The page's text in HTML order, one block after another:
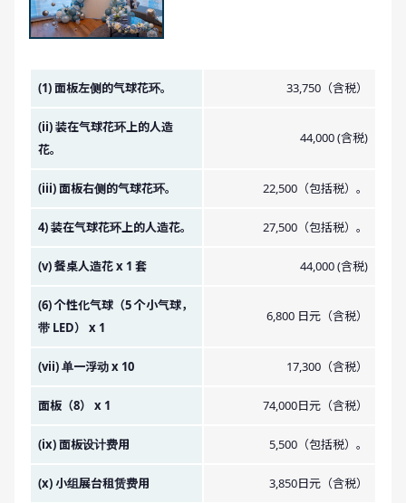
金额图像。
(1) 面板左侧的气球花环。 33,750（含税）
(ii) 装在气球花环上的人造
花。
44,000 (含税)
(iii) 面板右侧的气球花环。 22,500（包括税）。
4) 装在气球花环上的人造花。 27,500（包括税）。
(v) 餐桌人造花 x 1 套 44,000 (含税)
(6) 个性化气球（5 个小气球，
带 LED） x 1
6,800 日元（含税）
(vii) 单一浮动 x 10 17,300（含税）
面板（8） x 1 74,000日元（含税）
(ix) 面板设计费用 5,500（包括税）。
(x) 小组展台租赁费用 3,850日元（含税）